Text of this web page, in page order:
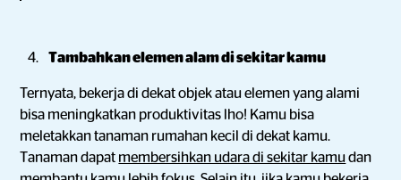
Tambahkan elemen alam di sekitar kamu
Ternyata, bekerja di dekat objek atau elemen yang alami
bisa meningkatkan produktivitas lho! Kamu bisa
meletakkan tanaman rumahan kecil di dekat kamu.
Tanaman dapat membersihkan udara di sekitar kamudan